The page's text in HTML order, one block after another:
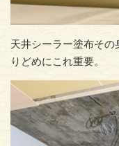
天井シーラー塗布そ
りどめにこれ重要。